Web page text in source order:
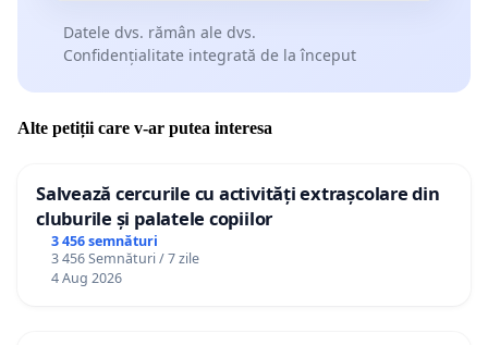
Solicit neînghețarea pensiilor mici, menținerea
integrală a indemnizațiilor pentru creșterea
copilului și a prestațiilor pentru persoanele cu
2. Implementarea unui sistem de taxare progresivă
Este necesar ca persoanele cu venituri foarte mari
și marile averi să contribuie proporțional mai mult,
Datele dvs. rămân ale dvs.
Confidențialitate integrată de la început
Alte petiții care v-ar putea interesa
Salvează cercurile cu activități extrașcolare din
cluburile și palatele copiilor
3 456 semnături
3 456 Semnături / 7 zile
4 Aug 2026